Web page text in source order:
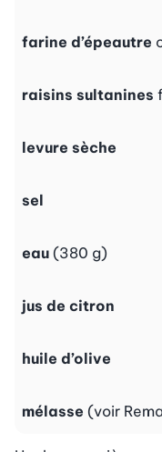
farine d’épeautre
raisins sultanines
levure sèche
sel
eau (380 g)
jus de citron
huile d’olive
mélasse (voir